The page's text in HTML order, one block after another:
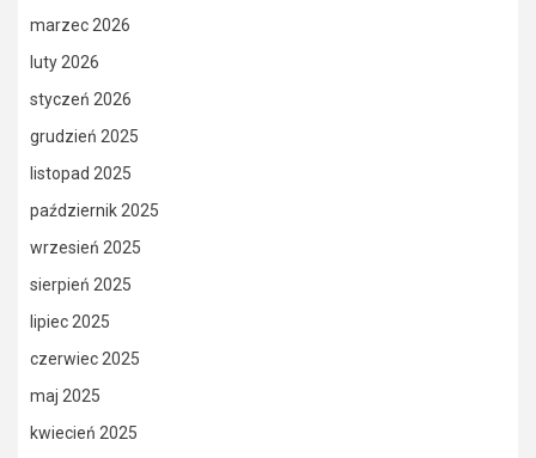
marzec 2026
luty 2026
styczeń 2026
grudzień 2025
listopad 2025
październik 2025
wrzesień 2025
sierpień 2025
lipiec 2025
czerwiec 2025
maj 2025
kwiecień 2025